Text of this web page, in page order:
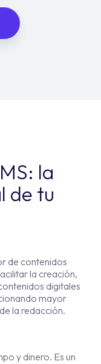
la
de tu
de contenidos
la creación,
digitales
mayor
la redacción.
y dinero. Es un